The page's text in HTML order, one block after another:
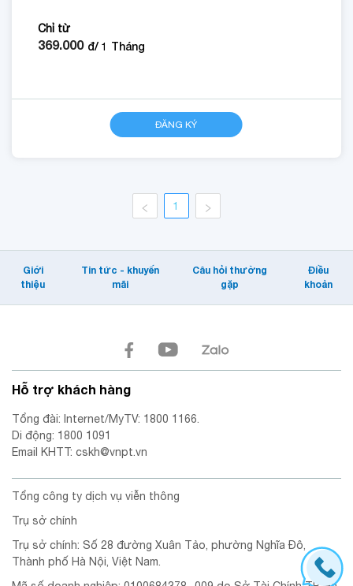
Chỉ từ
369.000 đ/1 Tháng
ĐĂNG KÝ
1
Giới
thiệu
Tin tức - khuyến
mãi
Câu hỏi thường
gặp
Điều
khoản
Hỗ trợ khách hàng
Tổng đài: Internet/MyTV: 1800 1166.
Di động: 1800 1091
Email KHTT: cskh@vnpt.vn
Tổng công ty dịch vụ viễn thông
Trụ sở chính
Trụ sở chính: Số 28 đường Xuân Tảo, phường Nghĩa Đô,
Thành phố Hà Nội, Việt Nam.